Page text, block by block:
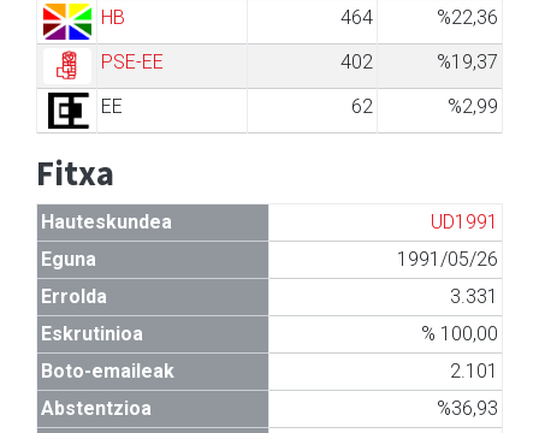
HB
464
%22,36
PSE-EE
402
%19,37
EE
62 %2,99
Fitxa
Hauteskundea
UD1991
Eguna
1991/05/26
Errolda
3.331
Eskrutinioa
% 100,00
Boto-emaileak
2.101
Abstentzioa
%36,93